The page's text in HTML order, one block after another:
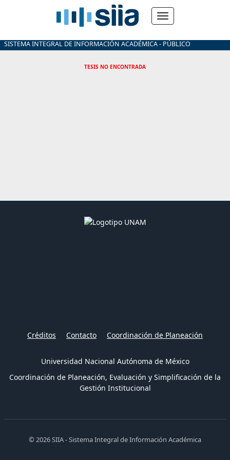
SISTEMA INTEGRAL DE INFORMACIÓN ACADÉMICA - PÚBLICO
TESIS NO ENCONTRADA
Créditos Contacto Coordinación de Planeación
Universidad Nacional Autónoma de México
Coordinación de Planeación, Evaluación y Simplificación de la
Gestión Institucional
© 2026 SIIA - Sistema Integral de Información Académica